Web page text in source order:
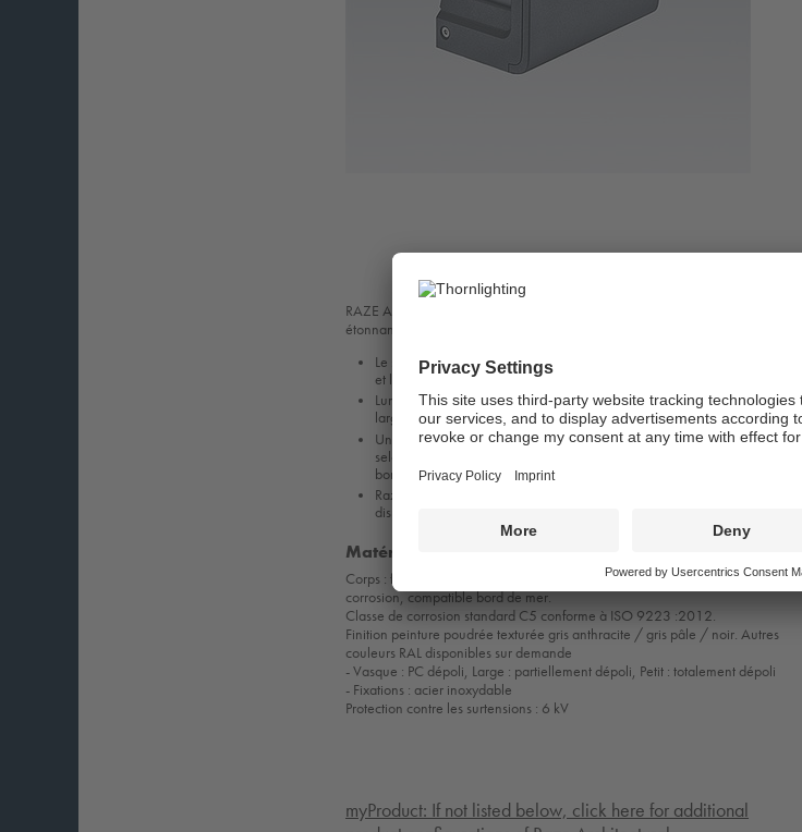
RAZE Architectural est l’outil idéal pour obtenir des effets lèche-mur
étonnants sur les façades
Le système optique breveté Flat beam® permet de révéler la texture
et le caractère des surfaces à partir d’un seul point lumineux
Luminaire compact disponible en 2 tailles, avec un faisceau rasant
large et un facteur d’utilisation élevé pour une perte de flux minimale
Uniformité élevée à une courte distance de la surface à éclairer,
selon de multiples possibilités d'installation. Se décline également en
bornes afin d'offrir des ensembles coordonnés
Raze Architectural est équipé de la technologie DALI. Grille interne
disponible en grand format pour réduire l'éblouissement latéral.
Matériaux et finition
Corps : fonte d’aluminium (EN AC 44300), résistance supérieure à la
corrosion, compatible bord de mer.
Classe de corrosion standard C5 conforme à ISO 9223 :2012.
Finition peinture poudrée texturée gris anthracite / gris pâle / noir. Autres
couleurs RAL disponibles sur demande
- Vasque : PC dépoli, Large : partiellement dépoli, Petit : totalement dépoli
- Fixations : acier inoxydable
Protection contre les surtensions : 6 kV
myProduct: If not listed below, click here for additional